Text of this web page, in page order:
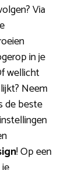
Via
in je
wellicht
Neem
de beste
! Op een